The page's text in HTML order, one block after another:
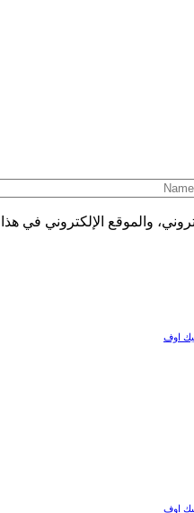
والموقع الإلكتروني في
اوف
اوف